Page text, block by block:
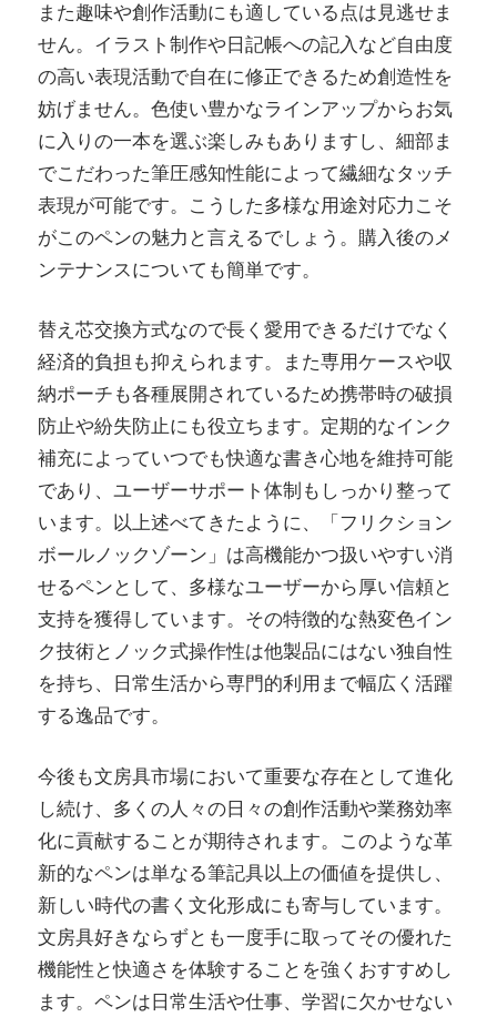
また趣味や創作活動にも適している点は見逃せま
せん。イラスト制作や日記帳への記入など自由度
の高い表現活動で自在に修正できるため創造性を
妨げません。色使い豊かなラインアップからお気
に入りの一本を選ぶ楽しみもありますし、細部ま
でこだわった筆圧感知性能によって繊細なタッチ
表現が可能です。こうした多様な用途対応力こそ
がこのペンの魅力と言えるでしょう。購入後のメ
ンテナンスについても簡単です。
替え芯交換方式なので長く愛用できるだけでなく
経済的負担も抑えられます。また専用ケースや収
納ポーチも各種展開されているため携帯時の破損
防止や紛失防止にも役立ちます。定期的なインク
補充によっていつでも快適な書き心地を維持可能
であり、ユーザーサポート体制もしっかり整って
います。以上述べてきたように、「フリクション
ボールノックゾーン」は高機能かつ扱いやすい消
せるペンとして、多様なユーザーから厚い信頼と
支持を獲得しています。その特徴的な熱変色イン
ク技術とノック式操作性は他製品にはない独自性
を持ち、日常生活から専門的利用まで幅広く活躍
する逸品です。
今後も文房具市場において重要な存在として進化
し続け、多くの人々の日々の創作活動や業務効率
化に貢献することが期待されます。このような革
新的なペンは単なる筆記具以上の価値を提供し、
新しい時代の書く文化形成にも寄与しています。
文房具好きならずとも一度手に取ってその優れた
機能性と快適さを体験することを強くおすすめし
ます。ペンは日常生活や仕事、学習に欠かせない